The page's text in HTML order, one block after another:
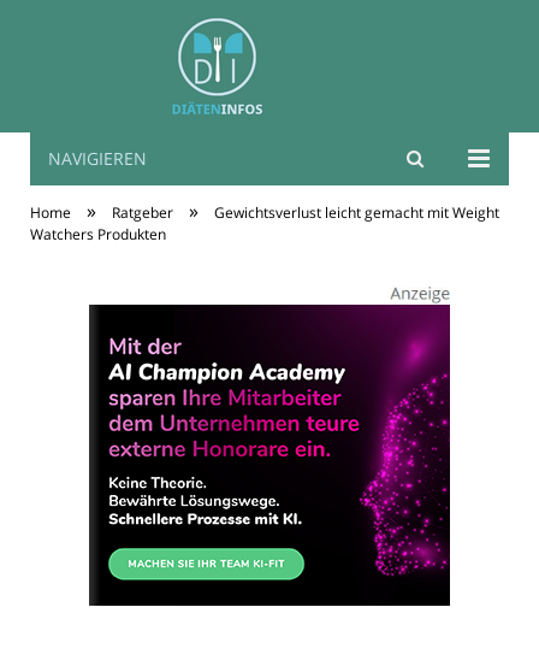
Diäten Infos
NAVIGIEREN
Home » Ratgeber »
Gewichtsverlust leicht gemacht mit Weight
Watchers Produkten